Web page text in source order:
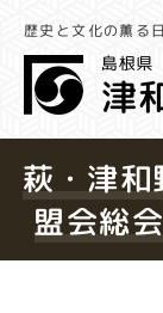
歴史と文化の薫る
萩・津
盟会総